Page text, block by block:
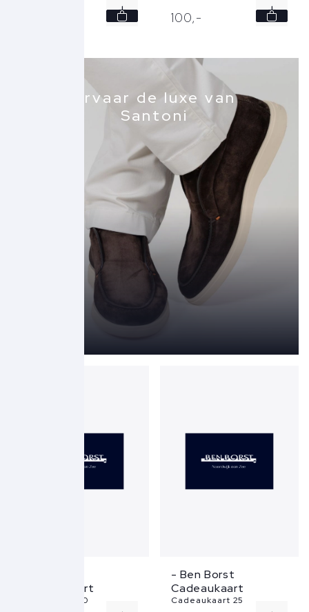
100,-
Ervaar de luxe van
Santoni
Cadeaukaart
Cadeaubon 50
- Ben Borst
Cadeaukaart
Cadeaukaart 25